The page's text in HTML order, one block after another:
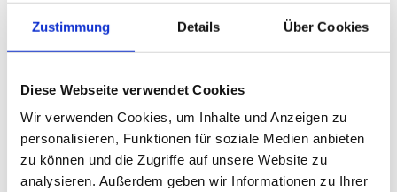
Zustimmung Details Über Cookies
Diese Webseite verwendet Cookies
Wir verwenden Cookies, um Inhalte und Anzeigen zu
personalisieren, Funktionen für soziale Medien anbieten
zu können und die Zugriffe auf unsere Website zu
analysieren. Außerdem geben wir Informationen zu Ihrer
Gerne bieten wir Ihnen auch bei größeren Sendungen einen
Palettenversand mit anderen Dienstleistern an.
Wenn Sie Fragen haben, kompetente Beratung oder ein
unverbindliches Angebot wünschen, nehmen Sie bitte Kontakt mit